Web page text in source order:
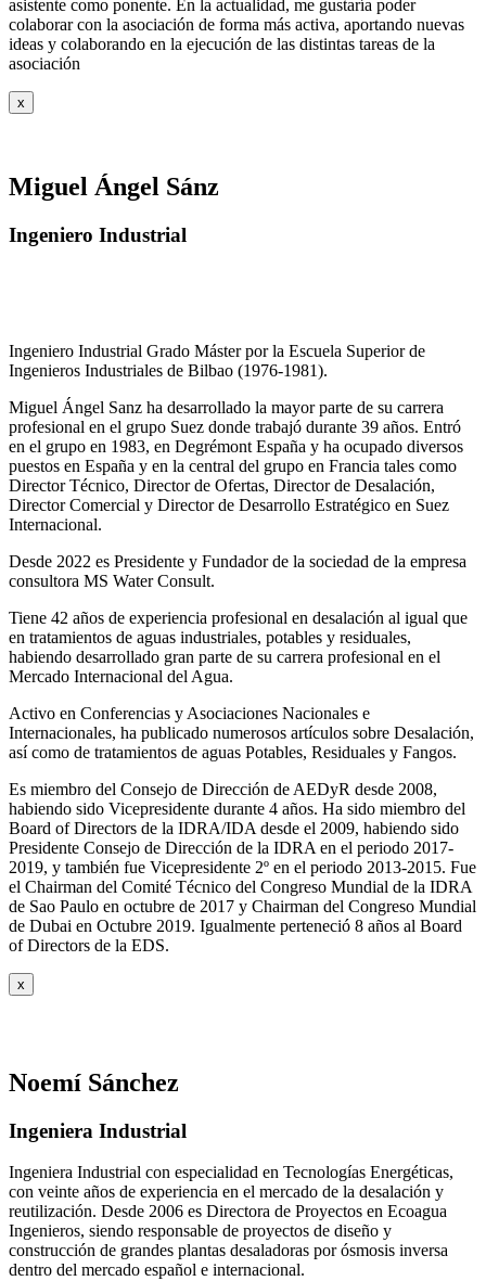
asistente como ponente. En la actualidad, me gustaría poder
colaborar con la asociación de forma más activa, aportando nuevas
ideas y colaborando en la ejecución de las distintas tareas de la
asociación
x
Miguel Ángel Sánz
Ingeniero Industrial
Ingeniero Industrial Grado Máster por la Escuela Superior de
Ingenieros Industriales de Bilbao (1976-1981).
Miguel Ángel Sanz ha desarrollado la mayor parte de su carrera
profesional en el grupo Suez donde trabajó durante 39 años. Entró
en el grupo en 1983, en Degrémont España y ha ocupado diversos
puestos en España y en la central del grupo en Francia tales como
Director Técnico, Director de Ofertas, Director de Desalación,
Director Comercial y Director de Desarrollo Estratégico en Suez
Internacional.
Desde 2022 es Presidente y Fundador de la sociedad de la empresa
consultora MS Water Consult.
Tiene 42 años de experiencia profesional en desalación al igual que
en tratamientos de aguas industriales, potables y residuales,
habiendo desarrollado gran parte de su carrera profesional en el
Mercado Internacional del Agua.
Activo en Conferencias y Asociaciones Nacionales e
Internacionales, ha publicado numerosos artículos sobre Desalación,
así como de tratamientos de aguas Potables, Residuales y Fangos.
Es miembro del Consejo de Dirección de AEDyR desde 2008,
habiendo sido Vicepresidente durante 4 años. Ha sido miembro del
Board of Directors de la IDRA/IDA desde el 2009, habiendo sido
Presidente Consejo de Dirección de la IDRA en el periodo 2017-
2019, y también fue Vicepresidente 2º en el periodo 2013-2015. Fue
el Chairman del Comité Técnico del Congreso Mundial de la IDRA
de Sao Paulo en octubre de 2017 y Chairman del Congreso Mundial
de Dubai en Octubre 2019. Igualmente perteneció 8 años al Board
of Directors de la EDS.
x
Noemí Sánchez
Ingeniera Industrial
Ingeniera Industrial con especialidad en Tecnologías Energéticas,
con veinte años de experiencia en el mercado de la desalación y
reutilización. Desde 2006 es Directora de Proyectos en Ecoagua
Ingenieros, siendo responsable de proyectos de diseño y
construcción de grandes plantas desaladoras por ósmosis inversa
dentro del mercado español e internacional.